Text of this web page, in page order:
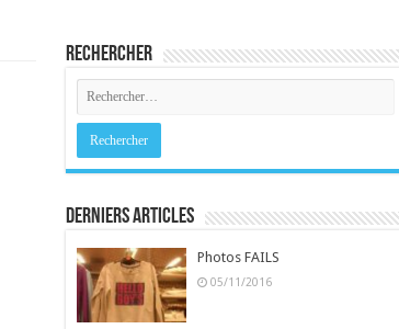
Rechercher
Derniers Articles
Photos FAILS
05/11/2016